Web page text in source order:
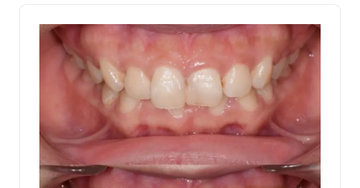
スク・副作用 セラミックが欠けたり外 …